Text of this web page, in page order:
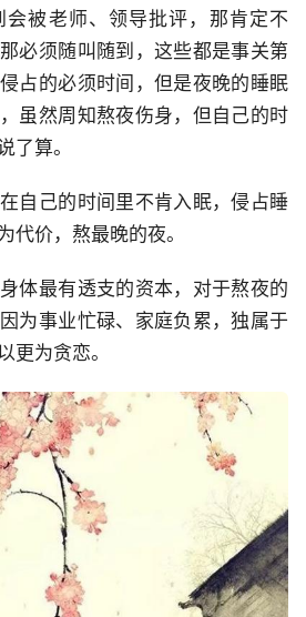
被老师、领导批评，那肯定不
必须随叫随到，这些都是事关第
占的必须时间，但是夜晚的睡眠
虽然周知熬夜伤身，但自己的时
了算。
自己的时间里不肯入眠，侵占睡
代价，熬最晚的夜。
体最有透支的资本，对于熬夜的
为事业忙碌、家庭负累，独属于
更为贪恋。